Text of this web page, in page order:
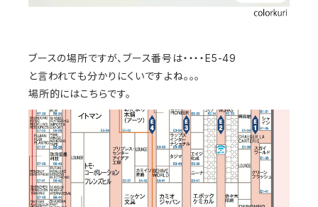
ブースの場所ですが、ブース番号は・・・・E5-49
と言われても分かりにくいですよね。。。
場所的にはこちらです。